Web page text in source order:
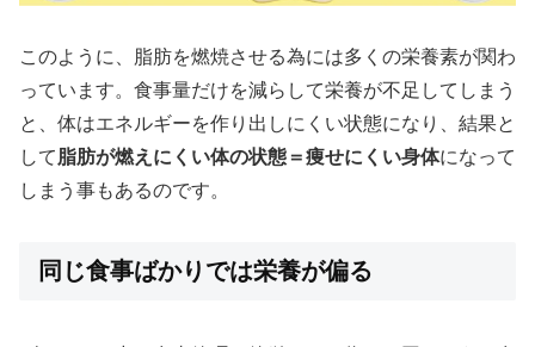
このように、脂肪を燃焼させる為には多くの栄養素が関わ
っています。食事量だけを減らして栄養が不足してしまう
と、体はエネルギーを作り出しにくい状態になり、結果と
して脂肪が燃えにくい体の状態＝痩せにくい身体になって
しまう事もあるのです。
同じ食事ばかりでは栄養が偏る